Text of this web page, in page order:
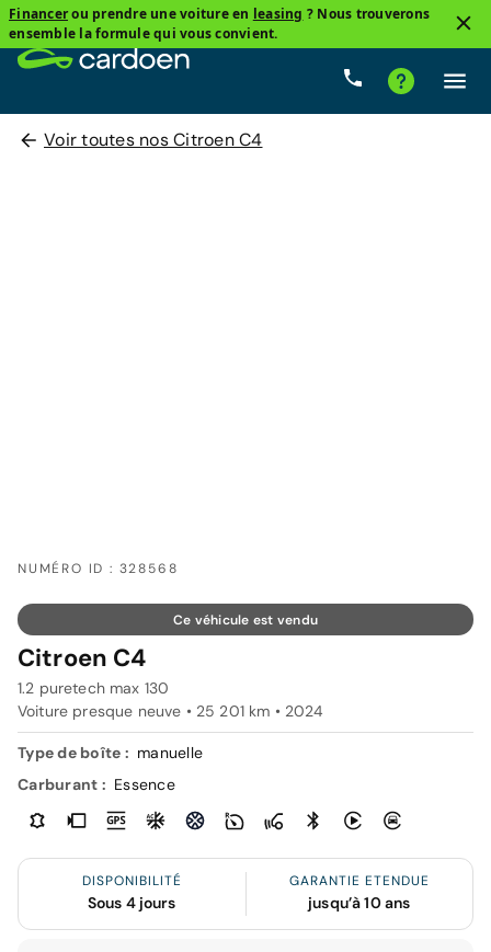
Financerou prendre une voiture en leasing ? Nous trouverons
ensemble la formule qui vous convient.
Voir toutes nos Citroen C4
NUMÉRO ID : 328568
Ce véhicule est vendu
Citroen C4
1.2 puretech max 130
Voiture presque neuve • 25 201 km • 2024
Type de boîte : manuelle
Carburant : Essence
DISPONIBILITÉ
Sous 4 jours
GARANTIE ETENDUE
jusqu’à 10 ans